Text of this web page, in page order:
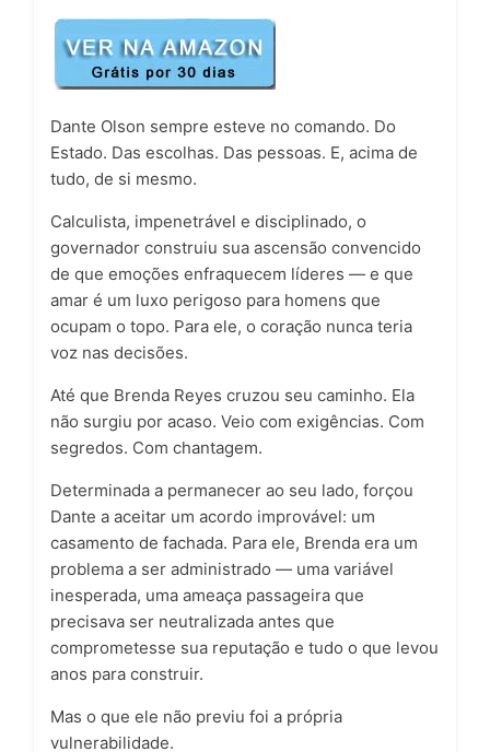
Dante Olson sempre esteve no comando. Do
Estado. Das escolhas. Das pessoas. E, acima de
tudo, de si mesmo.
Calculista, impenetrável e disciplinado, o
governador construiu sua ascensão convencido
de que emoções enfraquecem líderes — e que
amar é um luxo perigoso para homens que
ocupam o topo. Para ele, o coração nunca teria
voz nas decisões.
Até que Brenda Reyes cruzou seu caminho. Ela
não surgiu por acaso. Veio com exigências. Com
segredos. Com chantagem.
Determinada a permanecer ao seu lado, forçou
Dante a aceitar um acordo improvável: um
casamento de fachada. Para ele, Brenda era um
problema a ser administrado — uma variável
inesperada, uma ameaça passageira que
precisava ser neutralizada antes que
comprometesse sua reputação e tudo o que levou
anos para construir.
Mas o que ele não previu foi a própria
vulnerabilidade.